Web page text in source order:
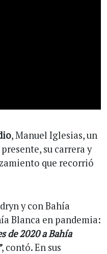
, Manuel Iglesias, un
su carrera y
que recorrió
y con Bahía
Blanca en pandemia:
de 2020 a Bahía
, contó. En sus